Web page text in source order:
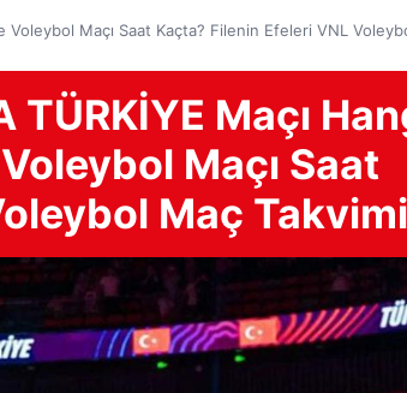
Voleybol Maçı Saat Kaçta? Filenin Efeleri VNL
TÜRKİYE Maçı
Maçı Saat
Maç Takvimi